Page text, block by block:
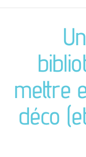
canapés et
séjours
meubles de
mettre
déco